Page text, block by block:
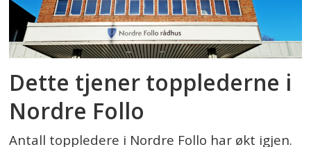
Dette tjener topplederne i
Nordre Follo
Antall toppledere i Nordre Follo har økt igjen.